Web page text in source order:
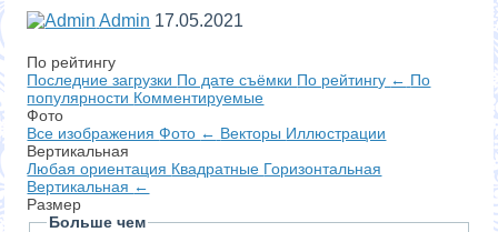
Admin 17.05.2021
По рейтингу
Последние загрузки По дате съёмки По рейтингу ← По
популярности Комментируемые
Фото
Все изображенияФото ← Векторы Иллюстрации
Вертикальная
Любая ориентация Квадратные Горизонтальная
Вертикальная ←
Размер
Больше чем